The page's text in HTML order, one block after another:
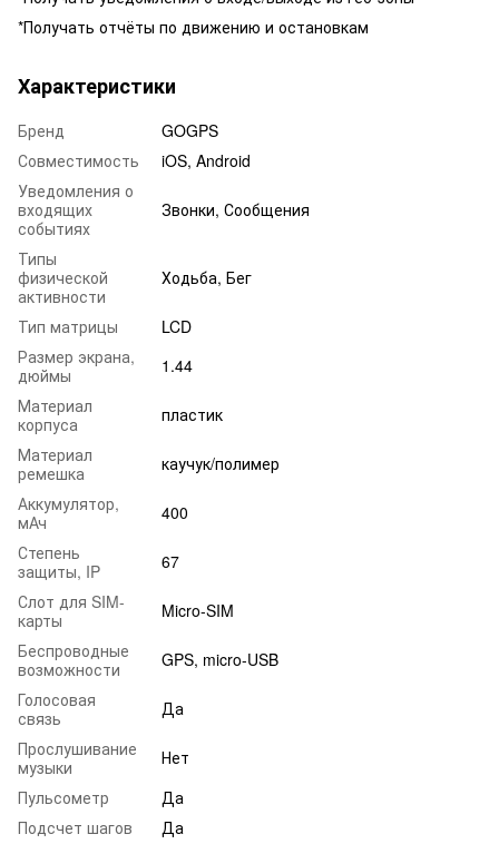
*Получать отчёты по движению и остановкам
Характеристики
Бренд
GOGPS
Совместимость
iOS, Android
Уведомления о
входящих
событиях
Звонки, Сообщения
Типы
физической
активности
Ходьба, Бег
Тип матрицы
LCD
Размер экрана,
дюймы
1.44
Материал
корпуса
пластик
Материал
ремешка
каучук/полимер
Аккумулятор,
мАч
400
Степень
защиты, IP
67
Слот для SIM-
карты
Micro-SIM
Беспроводные
возможности
GPS, micro-USB
Голосовая
связь
Да
Прослушивание
музыки
Нет
Пульсометр
Да
Подсчет шагов
Да